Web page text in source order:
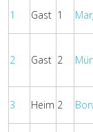
1 Gast 1
2 Gast 2
3 Heim 2